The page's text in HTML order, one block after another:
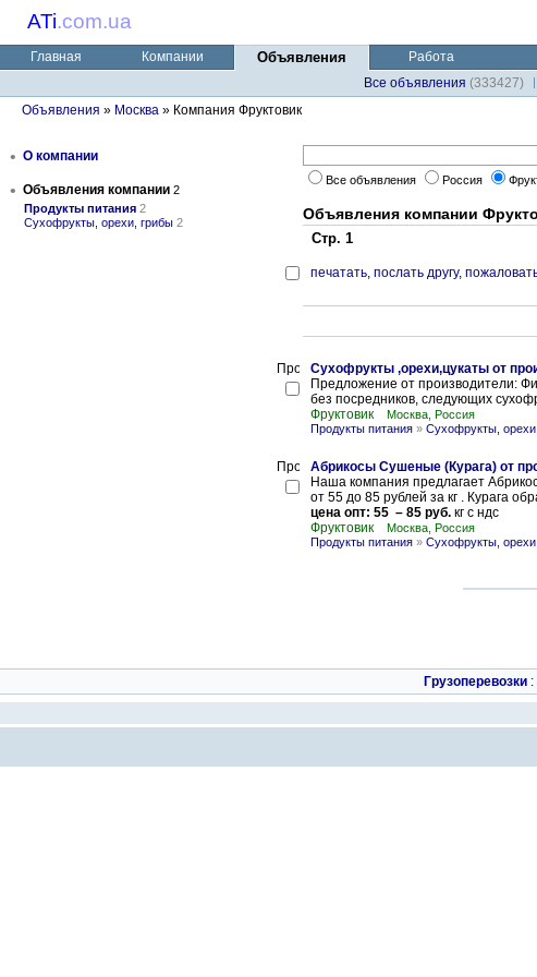
ATi.com.ua
Главная Компании Объявления
Работа
Все объявления (333427)
Объявления » Москва » Компания Фруктовик
• О компании
• Объявления компании 2
Продукты питания 2
Сухофрукты, орехи, грибы 2
Все объявления Россия
Объявления компании
Стр. 1
печатать, послать другу,
Сухофрукты ,орехи,цукаты от
Предложение от производители:
без посредников, следующих
Фруктовик
Москва, Россия
Продукты питания » Сухофрукты,
Абрикосы Сушеные (Курага) от
Наша компания предлагает
от 55 до 85 рублей за кг . Курага
цена опт: 55 – 85 руб. кг с ндс
Фруктовик
Москва, Россия
Продукты питания » Сухофрукты,
Грузоперевозки :